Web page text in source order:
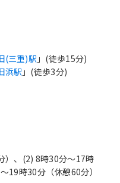
(三重)駅 」(徒歩15分)
浜駅 」(徒歩3分)
）、(2) 8時30分〜17時
19時30分（休憩60分）